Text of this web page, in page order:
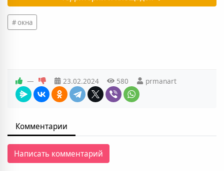
окна
— 23.02.2024 580 prmanart
Комментарии
Написать комментарий